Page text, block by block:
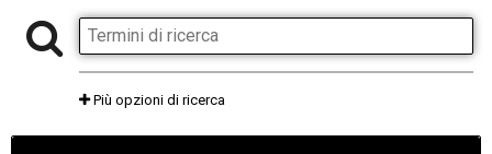
Più opzioni di ricerca